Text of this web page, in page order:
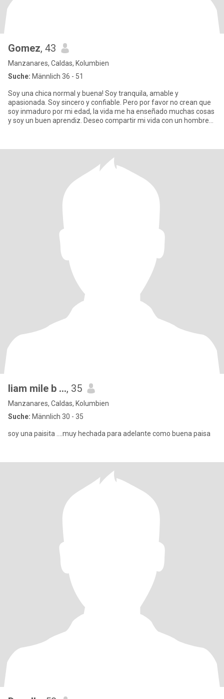
Gomez, 43
Manzanares, Caldas, Kolumbien
Suche: Männlich 36 - 51
Soy una chica normal y buena! Soy tranquila, amable y
apasionada. Soy sincero y confiable. Pero por favor no crean que
soy inmaduro por mi edad, la vida me ha enseñado muchas cosas
y soy un buen aprendiz. Deseo compartir mi vida con un hombre
liam mile b ..., 35
Manzanares, Caldas, Kolumbien
Suche: Männlich 30 - 35
soy una paisita ....muy hechada para adelante como buena paisa